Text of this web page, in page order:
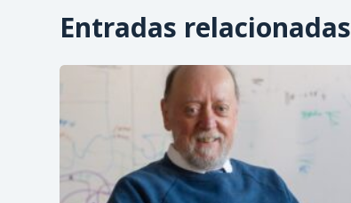
Entradas relacionadas